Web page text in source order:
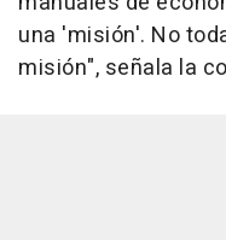
una 'misión'. No
misión", señala la